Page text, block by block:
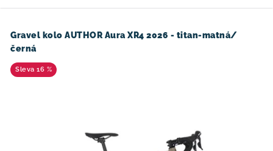
Gravel kolo AUTHOR Aura XR4 2026 - titan-matná/
černá
16 %